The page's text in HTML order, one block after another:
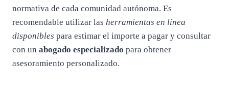
normativa de cada comunidad autónoma. Es
recomendable utilizar las herramientas en línea
disponibles para estimar el importe a pagar y consultar
con un abogado especializado para obtener
asesoramiento personalizado.